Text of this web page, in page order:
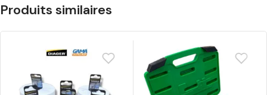
Produits similaires